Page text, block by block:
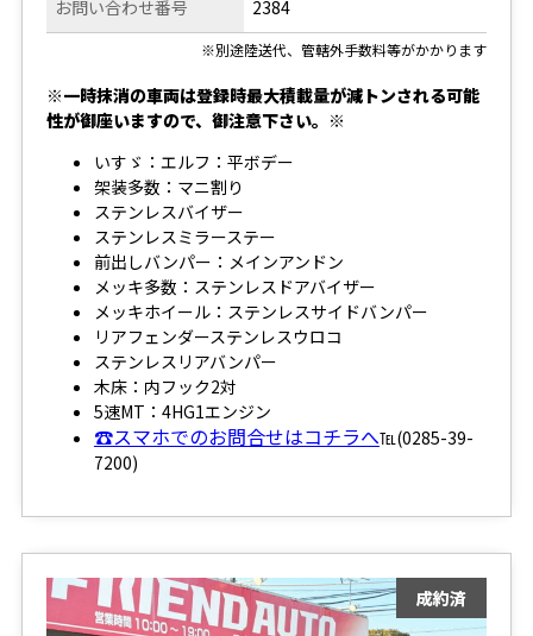
お問い合わせ番号 2384
※別途陸送代、管轄外手数料等がかかります
※一時抹消の車両は登録時最大積載量が減トンされる可能
性が御座いますので、御注意下さい。※
いすゞ：エルフ：平ボデー
架装多数：マニ割り
ステンレスバイザー
ステンレスミラーステー
前出しバンパー：メインアンドン
メッキ多数：ステンレスドアバイザー
メッキホイール：ステンレスサイドバンパー
リアフェンダーステンレスウロコ
ステンレスリアバンパー
木床：内フック2対
5速MT：4HG1エンジン
☎スマホでのお問合せはコチラへ℡(0285-39-
7200)